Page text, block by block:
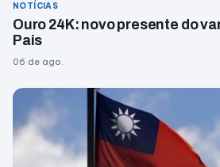
NOTÍCIAS
Ouro 24K: novo presente do
Pais
06 de ago.